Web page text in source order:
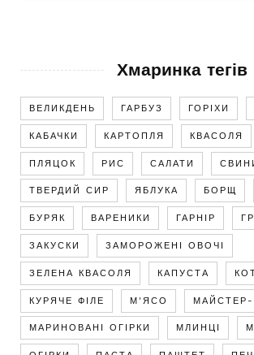
Хмаринка тегів
ВЕЛИКДЕНЬ ГАРБУЗ ГОРІХИ
КАБАЧКИ КАРТОПЛЯ КВАСОЛЯ
ПЛЯЦОК РИС САЛАТИ
ТВЕРДИЙ СИР ЯБЛУКА БОРЩ
БУРЯК ВАРЕНИКИ ГАРНІР
ЗАКУСКИ ЗАМОРОЖЕНІ ОВОЧІ
ЗЕЛЕНА КВАСОЛЯ КАПУСТА
КУРЯЧЕ ФІЛЕ М'ЯСО МАЙСТЕР-
МАРИНОВАНІ ОГІРКИ МЛИНЦІ